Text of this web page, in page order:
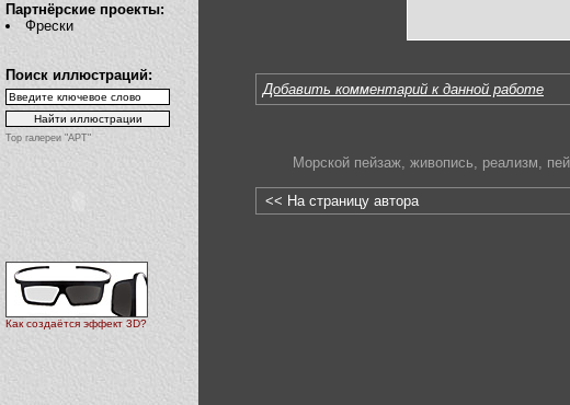
Партнёрские проекты:
Фрески
Поиск иллюстраций:
Top галереи "АРТ"
Как создаётся эффект 3D?
Добавить комментарий к данной работе
Морской пейзаж, живопись, реализм,
<< На страницу автора